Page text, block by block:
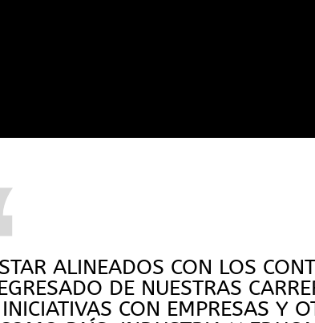
ALINEADOS CON LOS
DE NUESTRAS
CON EMPRESAS Y